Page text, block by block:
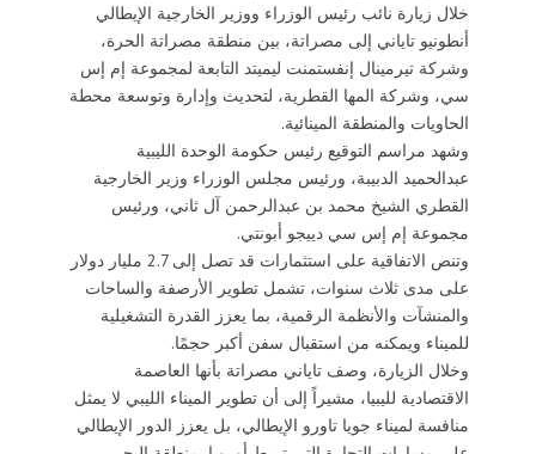
خلال زيارة نائب رئيس الوزراء ووزير الخارجية الإيطالي
أنطونيو تاياني إلى مصراتة، بين منطقة مصراتة الحرة،
وشركة تيرمينال إنفستمنت ليميتد التابعة لمجموعة إم إس
سي، وشركة المها القطرية، لتحديث وإدارة وتوسعة محطة
الحاويات والمنطقة المينائية.
وشهد مراسم التوقيع رئيس حكومة الوحدة الليبية
عبدالحميد الدبيبة، ورئيس مجلس الوزراء وزير الخارجية
القطري الشيخ محمد بن عبدالرحمن آل ثاني، ورئيس
مجموعة إم إس سي دييجو أبونتي.
وتنص الاتفاقية على استثمارات قد تصل إلى 2.7 مليار دولار
على مدى ثلاث سنوات، تشمل تطوير الأرصفة والساحات
والمنشآت والأنظمة الرقمية، بما يعزز القدرة التشغيلية
للميناء ويمكنه من استقبال سفن أكبر حجمًا.
وخلال الزيارة، وصف تاياني مصراتة بأنها العاصمة
الاقتصادية لليبيا، مشيراً إلى أن تطوير الميناء الليبي لا يمثل
منافسة لميناء جويا تاورو الإيطالي، بل يعزز الدور الإيطالي